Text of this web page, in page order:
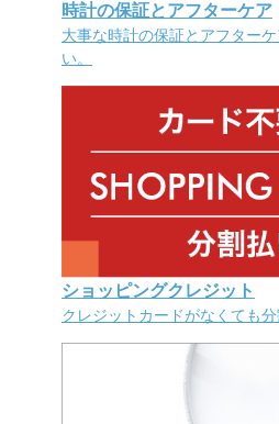
時計の保証とアフターケア
大事な時計の保証とアフター
い。
ショッピングクレジット
クレジットカードがなくても分